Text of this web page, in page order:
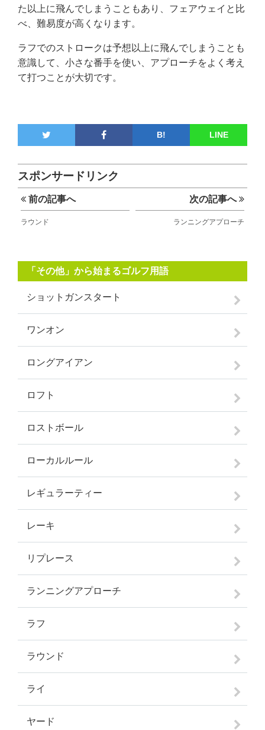
た以上に飛んでしまうこともあり、フェアウェイと比
べ、難易度が高くなります。
ラフでのストロークは予想以上に飛んでしまうことも
意識して、小さな番手を使い、アプローチをよく考え
て打つことが大切です。
B! LINE
スポンサードリンク
前の記事へ
ラウンド
次の記事へ
ランニングアプローチ
「その他」から始まるゴルフ用語
ショットガンスタート
ワンオン
ロングアイアン
ロフト
ロストボール
ローカルルール
レギュラーティー
レーキ
リプレース
ランニングアプローチ
ラフ
ラウンド
ライ
ヤード